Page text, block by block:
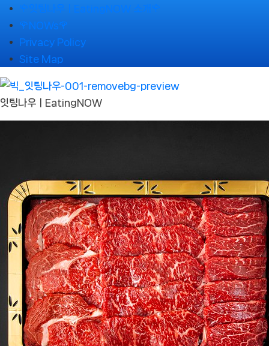
Skip
to
content
🌹잇팅나우ㅣEatingNOW 소개🌹
🌹NOWs🌹
Privacy Policy
Site Map
잇팅나우ㅣEatingNOW